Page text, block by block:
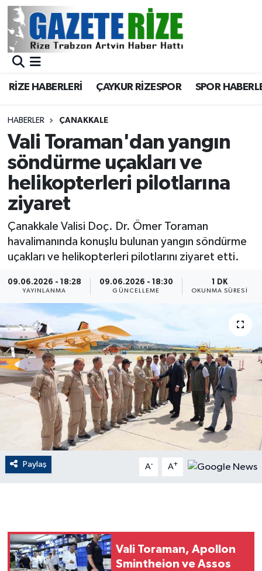
RİZE HABERLERİ ÇAYKUR RİZESPOR SPOR
HABERLER ÇANAKKALE
Vali Toraman'dan yangın
söndürme uçakları ve
helikopterleri pilotlarına
ziyaret
Çanakkale Valisi Doç. Dr. Ömer Toraman
havalimanında konuşlu bulunan yangın söndürme
uçakları ve helikopterleri pilotlarını ziyaret etti.
09.06.2026 - 18:28
YAYINLANMA
09.06.2026 - 18:30
GÜNCELLEME
1 DK
OKUNMA SÜRESI
Paylaş A- A+
Vali Toraman, Apollon
Smintheion ve Assos
BÖLGEMİZ
Asayiş
Rize Jandarma Komutanlığı
Bilim Teknoloji
Advertising news
Canlı Maç
ÇEVRE
Dış Haberler
Dünya
EĞİTİM
EKONOMİ
English News
Finans
GENEL
Merkez Nöbetçi Eczaneler
Merkez Trafik Yoğunluk Haritası
Süper Lig Puan Durumu ve Fikstür
Tüm Manşetler
Son Dakika Haberleri
Haber Arşivi